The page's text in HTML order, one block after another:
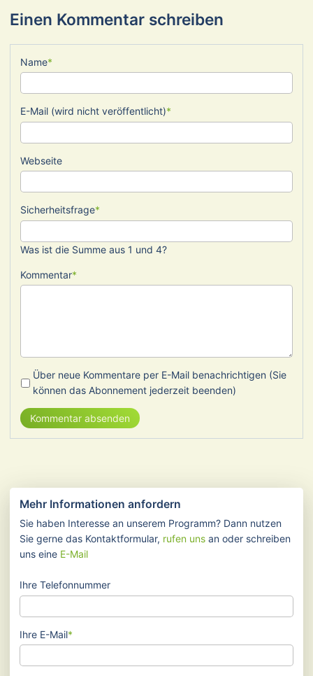
Einen Kommentar schreiben
Pflichtfeld
Name*
Pflichtfeld
E-Mail (wird nicht veröffentlicht)*
Webseite
Pflichtfeld
Sicherheitsfrage*
Was ist die Summe aus 1 und 4?
Pflichtfeld
Kommentar*
Über neue Kommentare per E-Mail benachrichtigen (Sie
können das Abonnement jederzeit beenden)
Kommentar absenden
Mehr Informationen anfordern
Sie haben Interesse an unserem Programm? Dann nutzen
Sie gerne das Kontaktformular, rufen uns an oder schreiben
uns eine E-Mail
Ihre Telefonnummer
Pflichtfeld
Ihre E-Mail*